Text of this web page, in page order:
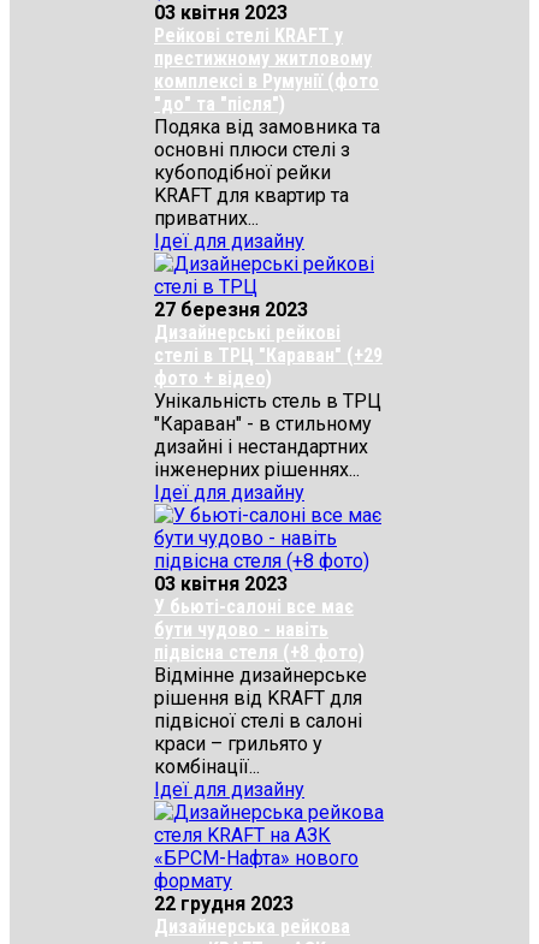
03 квітня 2023
Рейкові стелі KRAFT у
престижному житловому
комплексі в Румунії (фото
"до" та "після")
Подяка від замовника та
основні плюси стелі з
кубоподібної рейки
KRAFT для квартир та
приватних...
Ідеї для дизайну
27 березня 2023
Дизайнерські рейкові
стелі в ТРЦ "Караван" (+29
фото + відео)
Унікальність стель в ТРЦ
"Караван" - в стильному
дизайні і нестандартних
інженерних рішеннях...
Ідеї для дизайну
03 квітня 2023
У бьюті-салоні все має
бути чудово - навіть
підвісна стеля (+8 фото)
Відмінне дизайнерське
рішення від KRAFT для
підвісної стелі в салоні
краси – грильято у
комбінації...
Ідеї для дизайну
22 грудня 2023
Дизайнерська рейкова